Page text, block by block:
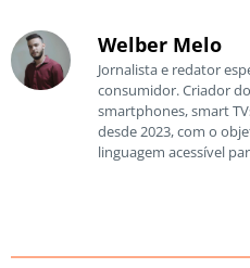
Welber Melo
Jornalista e redator
consumidor. Criador
smartphones, smart
desde 2023, com o
linguagem acessível